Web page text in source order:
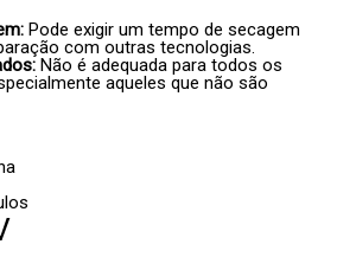
Pode exigir um tempo de secagem
com outras tecnologias.
Não é adequada para todos os
aqueles que não são